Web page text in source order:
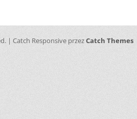
| Catch Responsive przezCatch Themes